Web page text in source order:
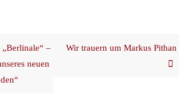
–
neuen
Wir trauern um Markus Pithan